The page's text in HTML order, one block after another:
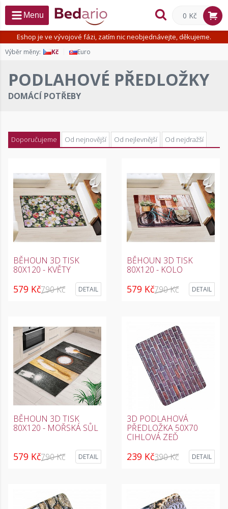
Eshop je ve vývojové fázi, zatím nic neobjednávejte, děkujeme.
Výběr měny: Kč Euro
Menu 0 Kč
PODLAHOVÉ PŘEDLOŽKY
DOMÁCÍ POTŘEBY
Doporučujeme Od nejnovější Od nejlevnější Od nejdražší
BĚHOUN 3D TISK
80X120 - KVĚTY
579 Kč790 Kč DETAIL
BĚHOUN 3D TISK
80X120 - KOLO
579 Kč790 Kč DETAIL
BĚHOUN 3D TISK
80X120 - MOŘSKÁ SŮL
579 Kč790 Kč DETAIL
3D PODLAHOVÁ
PŘEDLOŽKA 50X70
CIHLOVÁ ZEĎ
239 Kč390 Kč DETAIL